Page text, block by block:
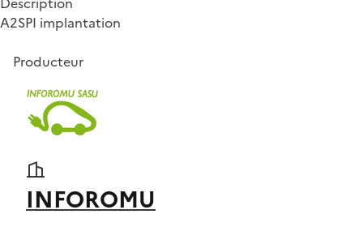
A2SPI implantation
Producteur
INFOROMU